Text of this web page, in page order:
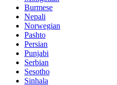
Burmese
Nepali
Norwegian
Pashto
Persian
Punjabi
Serbian
Sesotho
Sinhala